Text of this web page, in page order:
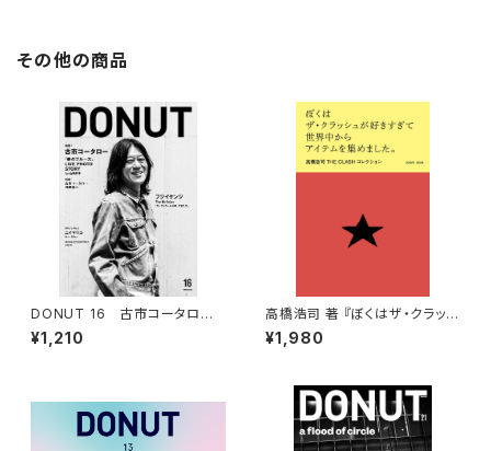
その他の商品
DONUT 16 古市コータロー
「赤のブルース」
¥1,210
高橋浩司 著 『ぼくはザ・クラッシ
ュが好きすぎて世界中からアイ
テムを集めました。』
¥1,980